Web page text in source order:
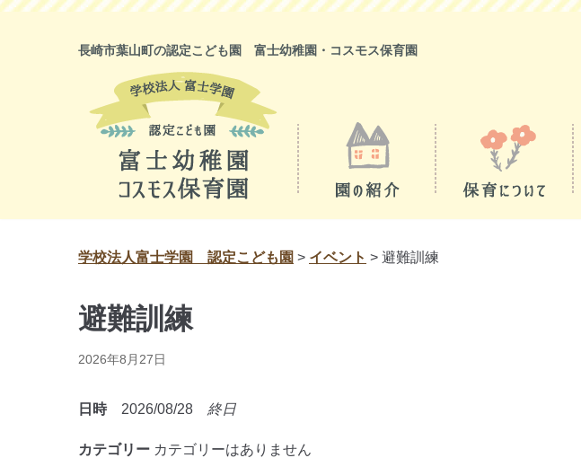
プ
長崎市葉山町の認定こども園 富士幼稚園・コスモス保育園
学校法人富士学園 認定こども園 > イベント > 避難訓練
避難訓練
2026年8月27日
日時2026/08/28 終日
カテゴリー カテゴリーはありません